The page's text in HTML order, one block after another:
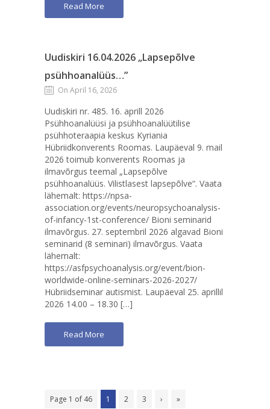
Read More
Uudiskiri 16.04.2026 „Lapsepõlve
psühhoanalüüs…”
On April 16, 2026
Uudiskiri nr. 485. 16. aprill 2026
Psühhoanalüüsi ja psühhoanalüütilise
psühhoteraapia keskus Kyriania
Hübriidkonverents Roomas. Laupäeval 9. mail
2026 toimub konverents Roomas ja
ilmavõrgus teemal „Lapsepõlve
psühhoanalüüs. Vilistlasest lapsepõlve“. Vaata
lähemalt: https://npsa-
association.org/events/neuropsychoanalysis-
of-infancy-1st-conference/ Bioni seminarid
ilmavõrgus. 27. septembril 2026 algavad Bioni
seminarid (8 seminari) ilmavõrgus. Vaata
lähemalt:
https://asfpsychoanalysis.org/event/bion-
worldwide-online-seminars-2026-2027/
Hübriidseminar autismist. Laupäeval 25. aprillil
2026 14.00 – 18.30 […]
Read More
Page 1 of 46 1 2 3 › »